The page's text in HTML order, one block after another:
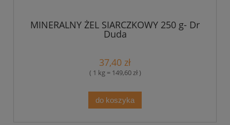
MINERALNY ŻEL SIARCZKOWY 250 g- Dr
Duda
37,40 zł
( 1 kg = 149,60 zł )
do koszyka